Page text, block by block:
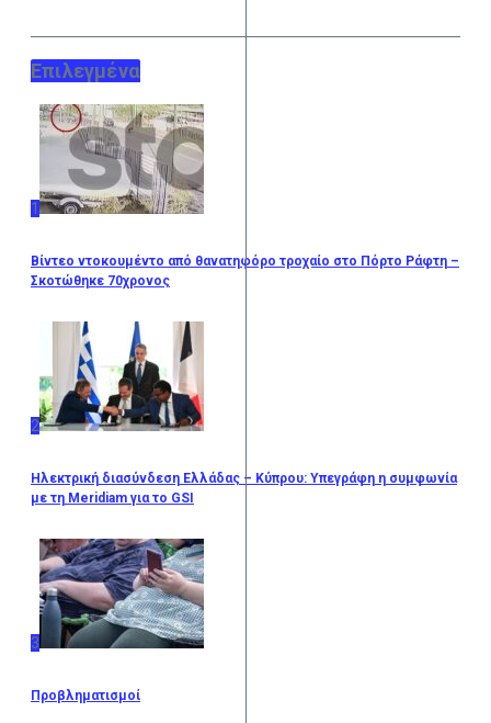
Επιλεγμένα
1
Βίντεο ντοκουμέντο από θανατηφόρο τροχαίο στο Πόρτο Ράφτη –
Σκοτώθηκε 70χρονος
2
Ηλεκτρική διασύνδεση Ελλάδας – Κύπρου: Υπεγράφη η συμφωνία
με τη Meridiam για το GSI
3
Προβληματισμοί